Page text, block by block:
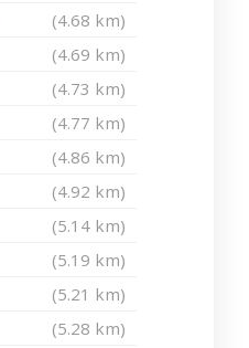
(4.68 km)
(4.69 km)
(4.73 km)
(4.77 km)
(4.86 km)
(4.92 km)
(5.14 km)
(5.19 km)
(5.21 km)
(5.28 km)